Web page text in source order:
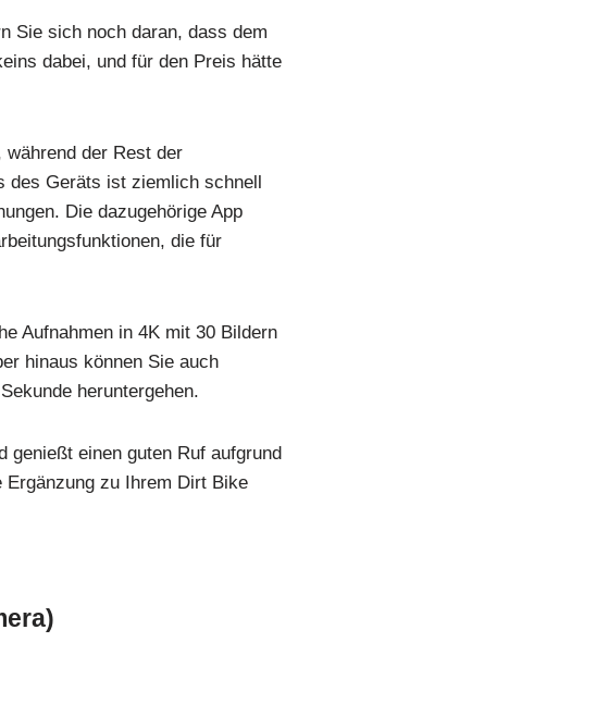
Sie sich noch daran, dass dem
dabei, und für den Preis hätte
der Rest der
des Geräts ist ziemlich schnell
Die dazugehörige App
die für
Aufnahmen in 4K mit 30 Bildern
hinaus können Sie auch
heruntergehen.
genießt einen guten Ruf aufgrund
zu Ihrem Dirt Bike